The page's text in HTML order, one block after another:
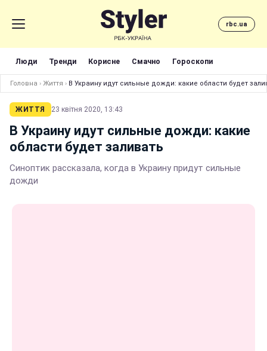
rbc.ua
Люди Тренди Корисне Смачно Гороскопи
Головна › Життя › В Украину идут сильные дожди: какие области будет
ЖИТТЯ 23 квітня 2020, 13:43
В Украину идут сильные дожди: какие
области будет заливать
Синоптик рассказала, когда в Украину придут сильные
дожди